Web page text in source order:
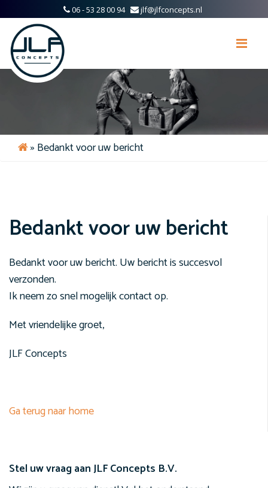
06 - 53 28 00 94 jlf@jlfconcepts.nl
» Bedankt voor uw bericht
Bedankt voor uw bericht
Bedankt voor uw bericht. Uw bericht is succesvol
verzonden.
Ik neem zo snel mogelijk contact op.
Met vriendelijke groet,
JLF Concepts
Ga terug naar home
Stel uw vraag aan JLF Concepts B.V.